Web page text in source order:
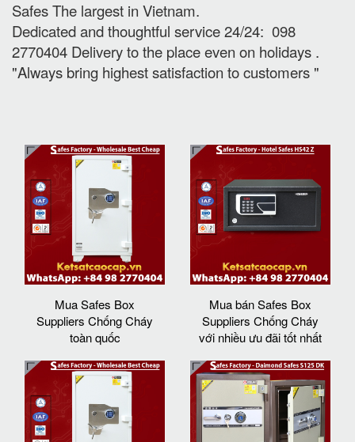
Safes The largest in Vietnam.
Dedicated and thoughtful service 24/24: 098
2770404 Delivery to the place even on holidays .
"Always bring highest satisfaction to customers "
Mua Safes Box
Suppliers Chống Cháy
toàn quốc
Mua bán Safes Box
Suppliers Chống Cháy
với nhiều ưu đãi tốt nhất